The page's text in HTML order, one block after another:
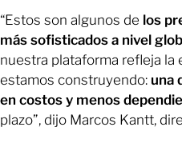
“Estos son algunos de los
más sofisticados a nivel
nuestra plataforma refleja
estamos construyendo: una
en costos y menos
plazo”, dijo Marcos Kantt,